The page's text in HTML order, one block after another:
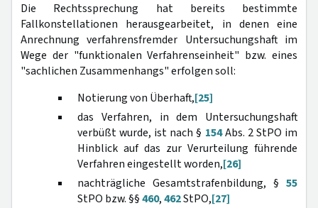
Die Rechtssprechung hat bereits bestimmte
Fallkonstellationen herausgearbeitet, in denen eine
Anrechnung verfahrensfremder Untersuchungshaft im
Wege der "funktionalen Verfahrenseinheit" bzw. eines
"sachlichen Zusammenhangs" erfolgen soll:
Notierung von Überhaft,[25]
das Verfahren, in dem Untersuchungshaft
verbüßt wurde, ist nach § 154Abs. 2 StPO im
Hinblick auf das zur Verurteilung führende
Verfahren eingestellt worden,[26]
nachträgliche Gesamtstrafenbildung, § 55
StPO bzw. §§460,462StPO,[27]